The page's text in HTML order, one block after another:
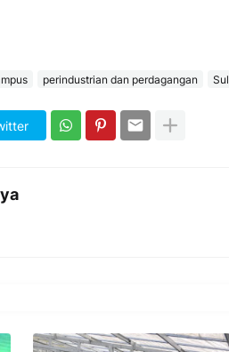
perindustrian dan perdagangan